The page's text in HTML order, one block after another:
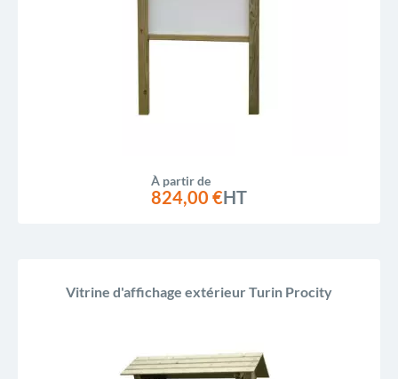
À partir de
824,00 €HT
Vitrine d'affichage extérieur Turin Procity